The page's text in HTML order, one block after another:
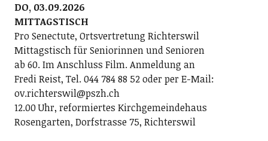
DO, 03.09.2026
MITTAGSTISCH
Pro Senectute, Ortsvertretung Richterswil
Mittagstisch für Seniorinnen und Senioren
ab 60. Im Anschluss Film. Anmeldung an
Fredi Reist, Tel. 044 784 88 52 oder per E-Mail:
ov.richterswil@pszh.ch
12.00 Uhr, reformiertes Kirchgemeindehaus
Rosengarten, Dorfstrasse 75, Richterswil